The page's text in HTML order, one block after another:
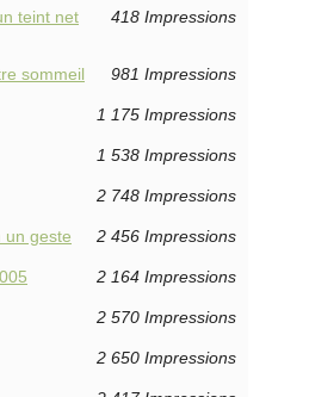
teint net
418 Impressions
sommeil 981 Impressions
1 175 Impressions
1 538 Impressions
2 748 Impressions
un geste 2 456 Impressions
2 164 Impressions
2 570 Impressions
2 650 Impressions